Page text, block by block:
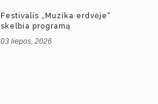
Festivalis „Muzika erdvėje“
skelbia programą
03 liepos, 2026